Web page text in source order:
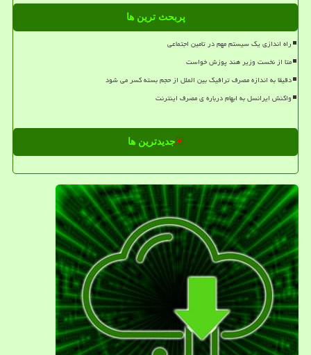
پربحث ترین ها
راه اندازی یک سیستم مهم در تامین اجتماعی
متا از نخست وزیر هند پوزش خواست
دقیقا به اندازه مصرف ترافیک بین الملل از حجم بسته کسر می شود
واکنش ایرانسل به ابهام درباره ی مصرف اینترنت
جدیدترین ها